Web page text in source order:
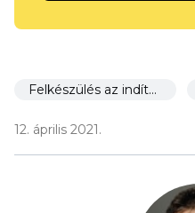
Felkészülés az indításra
12. április 2021.